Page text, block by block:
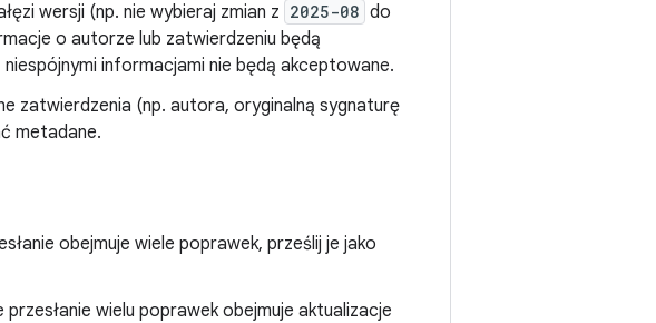
wersji (np. nie wybieraj zmian z 2025-08 do
o autorze lub zatwierdzeniu będą
informacjami nie będą akceptowane.
zatwierdzenia (np. autora, oryginalną sygnaturę
metadane.
obejmuje wiele poprawek, prześlij je jako
przesłanie wielu poprawek obejmuje aktualizacje